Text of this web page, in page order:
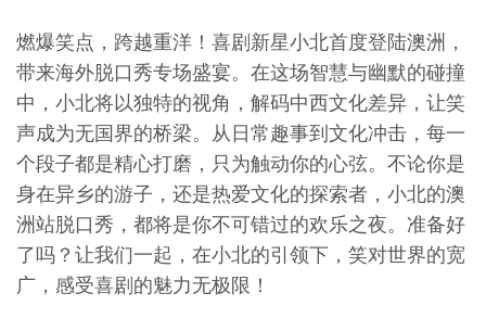
燃爆笑点，跨越重洋！喜剧新星小北首度登陆澳洲，
带来海外脱口秀专场盛宴。在这场智慧与幽默的碰撞
中，小北将以独特的视角，解码中西文化差异，让笑
声成为无国界的桥梁。从日常趣事到文化冲击，每一
个段子都是精心打磨，只为触动你的心弦。不论你是
身在异乡的游子，还是热爱文化的探索者，小北的澳
洲站脱口秀，都将是你不可错过的欢乐之夜。准备好
了吗？让我们一起，在小北的引领下，笑对世界的宽
广，感受喜剧的魅力无极限！